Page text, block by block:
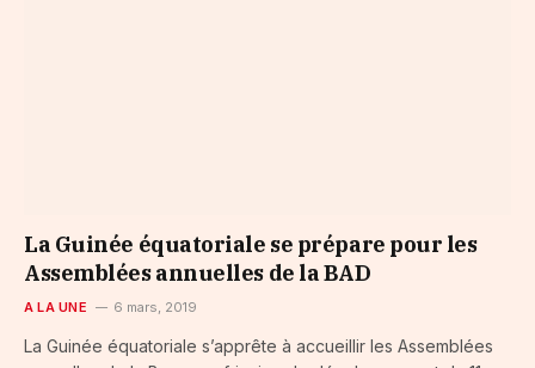
La Guinée équatoriale se prépare pour les
Assemblées annuelles de la BAD
A LA UNE 6 mars, 2019
La Guinée équatoriale s’apprête à accueillir les Assemblées